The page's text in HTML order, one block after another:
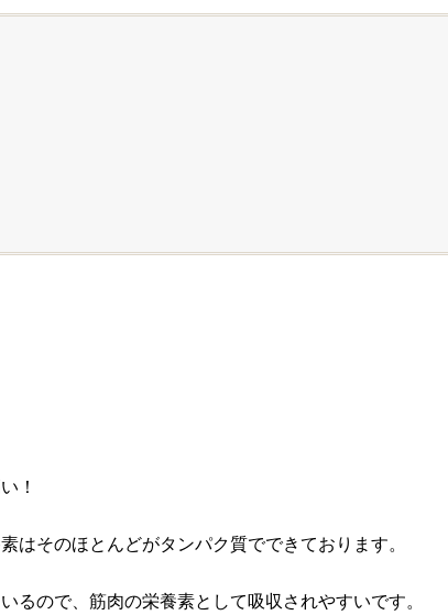
！
はそのほとんどがタンパク質でできております。
るので、筋肉の栄養素として吸収されやすいです。